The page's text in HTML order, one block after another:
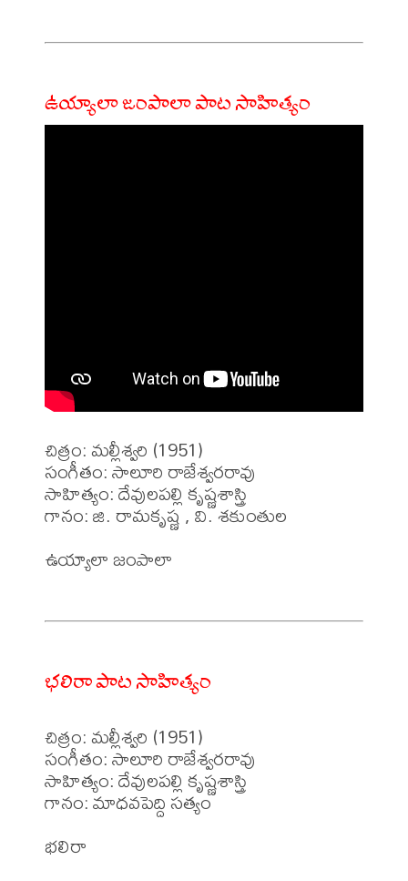
ఉయ్యాలా జంపాలా పాట సాహిత్యం
చిత్రం: మల్లీశ్వరి (1951)
సంగీతం: సాలూరి రాజేశ్వరరావు
సాహిత్యం: దేవులపల్లి కృష్ణశాస్త్రి
గానం: జి. రామకృష్ణ , వి. శకుంతుల
ఉయ్యాలా జంపాలా
భలిరా పాట సాహిత్యం
చిత్రం: మల్లీశ్వరి (1951)
సంగీతం: సాలూరి రాజేశ్వరరావు
సాహిత్యం: దేవులపల్లి కృష్ణశాస్త్రి
గానం: మాధవపెద్ది సత్యం
భలిరా